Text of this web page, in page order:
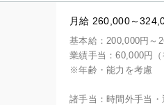
月給 260,000～
基本給：200,000円～
業績手当：60,000円（
※年齢・能力を考慮
諸手当：時間外手当・